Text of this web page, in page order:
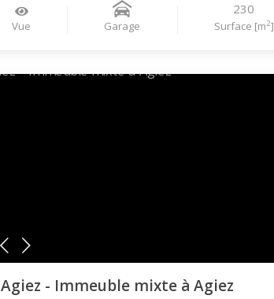
Vue Garage
230
Surface [m2]
Agiez - Immeuble mixte à Agiez